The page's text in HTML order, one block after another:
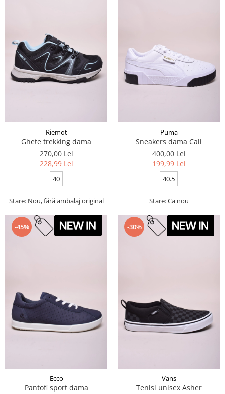
Riemot
Ghete trekking dama
270,00 Lei
228,99 Lei
40
Stare: Nou, fără ambalaj original
Puma
Sneakers dama Cali
400,00 Lei
199,99 Lei
40.5
Stare: Ca nou
-45%
Ecco
Pantofi sport dama
-30%
Vans
Tenisi unisex Asher